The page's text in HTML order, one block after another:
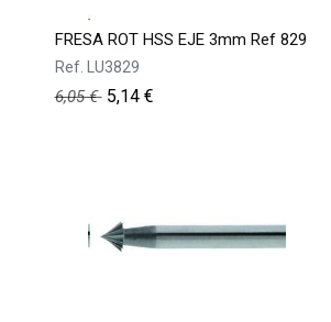
FRESA ROT HSS EJE 3mm Ref 829
Ref. LU3829
6,05€ 5,14€